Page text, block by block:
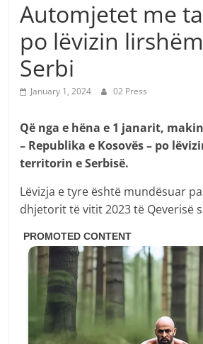
Automjetet me
po lëvizin
Serbi
January 1, 2024 02 Press
Që nga e hëna e 1 janarit,
– Republika e Kosovës – po
territorin e Serbisë.
Lëvizja e tyre është mundësuar
dhjetorit të vitit 2023 të Qeverisë